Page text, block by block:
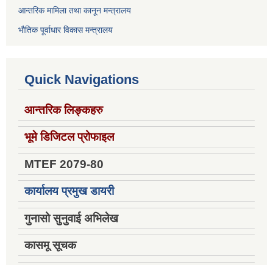
आन्तरिक मामिला तथा कानून मन्त्रालय
भौतिक पूर्वाधार विकास मन्त्रालय
Quick Navigations
आन्तरिक लिङ्कहरु
भूमे डिजिटल प्रोफाइल
MTEF 2079-80
कार्यालय प्रमुख डायरी
गुनासो सुनुवाई अभिलेख
कासमू सूचक